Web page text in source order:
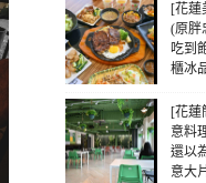
[花蓮
(原胖
吃到
櫃冰
[花蓮
意料
還以
意大